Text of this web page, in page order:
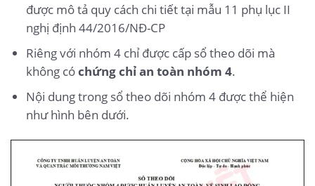
được mô tả quy cách chi tiết tại mẫu 11 phụ lục II
nghị định 44/2016/NĐ-CP
Riêng với nhóm 4 chỉ được cấp sổ theo dõi mà
không cóchứng chỉ an toàn nhóm 4.
Nội dung trong sổ theo dõi nhóm 4 được thể hiện
như hình bên dưới.